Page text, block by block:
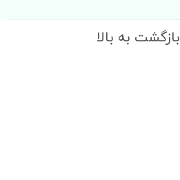
بازگشت به بالا